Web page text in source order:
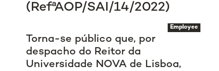
(RefªAOP/SAI/14/2022)
Employee
Torna-se público que, por
despacho do Reitor da
Universidade NOVA de Lisboa,